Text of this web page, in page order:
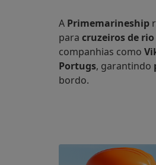
A Primemarineship
para cruzeiros de rio
companhias como
Portugs, garantindo
bordo.